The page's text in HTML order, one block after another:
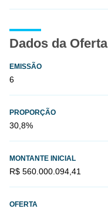
Dados da Oferta
EMISSÃO
6
PROPORÇÃO
30,8%
MONTANTE INICIAL
R$ 560.000.094,41
OFERTA